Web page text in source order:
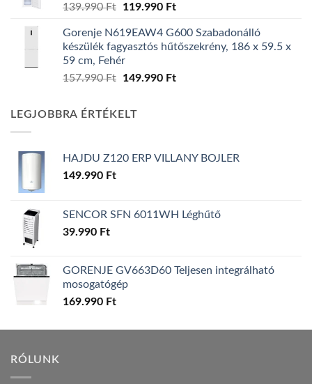
139.990Ft
Original
was:
139.990 Ft.
119.990 FtCurrent
is:
119.990 Ft.
Gorenje N619EAW4 G600 Szabadonálló
készülék fagyasztós hűtőszekrény, 186 x 59.5 x
59 cm, Fehér
157.990Ft
Original
157.990 Ft.
149.990 FtCurrent
LEGJOBBRA ÉRTÉKELT
HAJDU Z120 ERP VILLANY BOJLER
149.990 Ft
SENCOR SFN 6011WH Léghűtő
39.990 Ft
GORENJE GV663D60 Teljesen integrálható
mosogatógép
169.990 Ft
RÓLUNK